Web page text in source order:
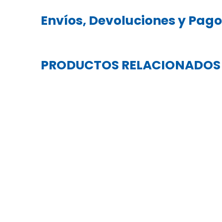
Envíos, Devoluciones y
PRODUCTOS RELACIONADOS